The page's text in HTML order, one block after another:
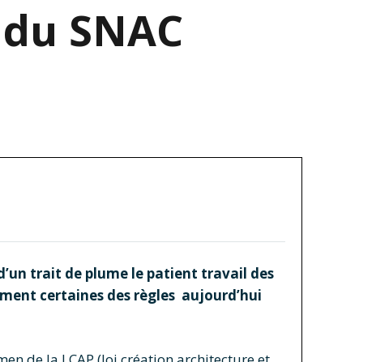
SNAC
trait de plume le patient travail des
certaines des règles aujourd’hui